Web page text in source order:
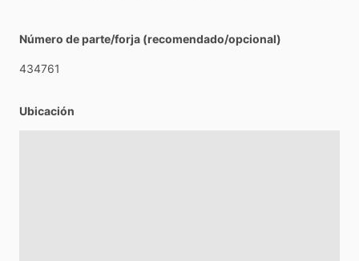
Número de parte/forja (recomendado/opcional)
434761
Ubicación